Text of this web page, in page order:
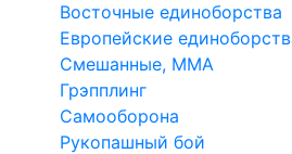
Восточные единоборства
Европейские
Смешанные, ММА
Грэпплинг
Самооборона
Рукопашный бой